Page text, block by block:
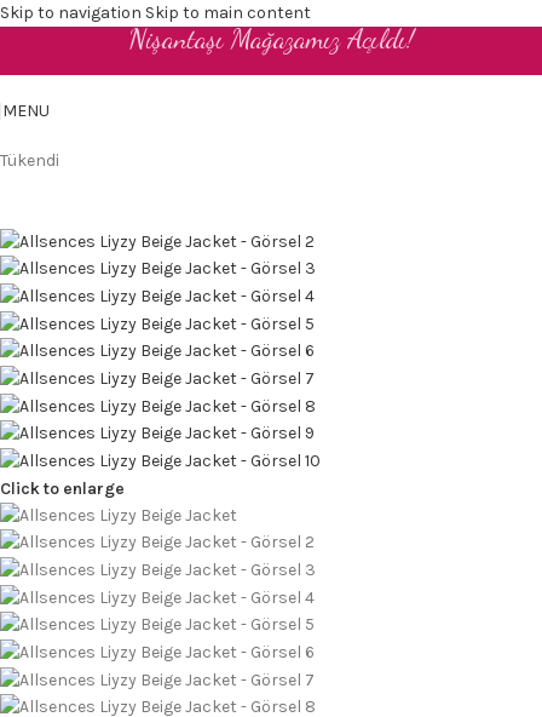
Skip to navigation Skip to main content
Nişantaşı Mağazamız Açıldı!
MENU
Tükendi
Click to enlarge
TR